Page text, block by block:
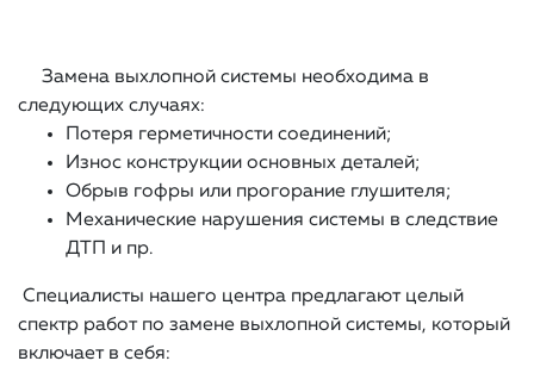
Замена выхлопной системы необходима в
следующих случаях:
Потеря герметичности соединений;
Износ конструкции основных деталей;
Обрыв гофры или прогорание глушителя;
Механические нарушения системы в следствие
ДТП и пр.
Специалисты нашего центра предлагают целый
спектр работ по замене выхлопной системы, который
включает в себя: